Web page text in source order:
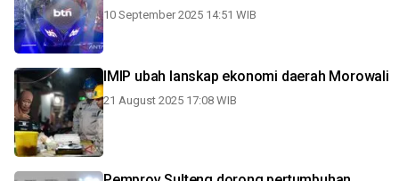
10 September 2025 14:51 WIB
IMIP ubah lanskap ekonomi daerah Morowali
21 August 2025 17:08 WIB